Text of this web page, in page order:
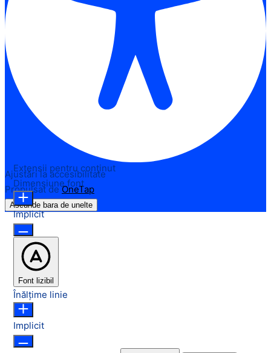
Ajustări la accesibilitate
Propulsat deOneTap
Ascunde bara de unelte
Extensii pentru conținut
Dimensiune font
Implicit
Font lizibil
Înălțime linie
Implicit